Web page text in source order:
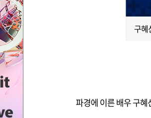
구혜
파경에 이른 배우 구